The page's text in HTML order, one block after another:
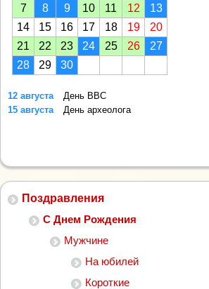
Поздравления
С Днем Рождения
Мужчине
На юбилей
Короткие
7
8 9 10 11 12
13
14
15 16 17 18 19
20
21
22 23 24 25 26
27
28
29 30
12 августа
День ВВС
15 августа
День археолога